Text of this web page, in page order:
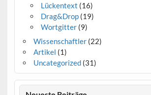
Lückentext (16)
Drag&Drop(19)
Wortgitter(9)
Wissenschaftler(22)
Artikel (1)
Uncategorized(31)